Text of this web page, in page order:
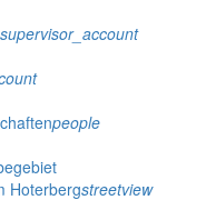
supervisor_account
people
Hoterbergstreetview